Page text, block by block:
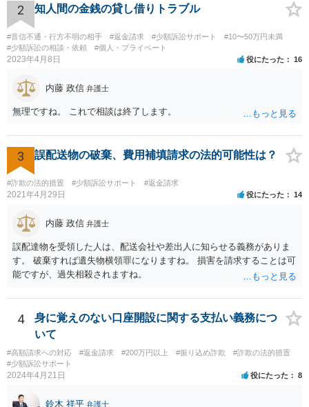
ってくれますので、一度ご利用されることをおすすめします。
2 知人間の金銭の貸し借りトラブル
#音信不通・行方不明の相手 #返金請求 #少額訴訟サポート
#10〜50万円未満
#少額訴訟の相談・依頼
#個人・プライベート
2023年4月8日 役にたった 16
内藤 政信 弁護士
無理ですね。 これで相談は終了します。
3 誤配送物の破棄、費用補填請求の法的可能性は？
#詐欺の法的措置 #少額訴訟サポート #返金請求
2021年4月29日 役にたった 14
内藤 政信 弁護士
誤配達物を受領した人は、配送会社や差出人に知らせる義務がありま
す。 破棄すれば遺失物横領罪になりますね。 損害を請求することは可
能ですが、過失相殺されますね。
4
身に覚えのない口座開設に関する支払い義務につ
いて
#高額請求への対応 #返金請求 #200万円以上 #振り込め詐欺
#詐欺の法的措置
#少額訴訟サポート
2024年4月21日 役にたった 8
鈴木 祥平 弁護士